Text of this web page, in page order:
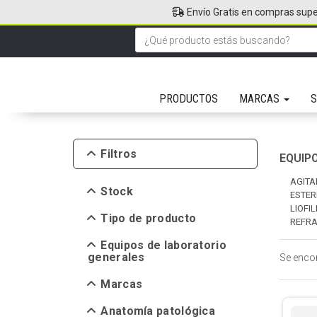
PRODUCTOS MARCAS
Envío Gratis en compras
Filtros
Stock
Tipo de producto
Equipos de laboratorio
generales
Marcas
Anatomía patológica
Se